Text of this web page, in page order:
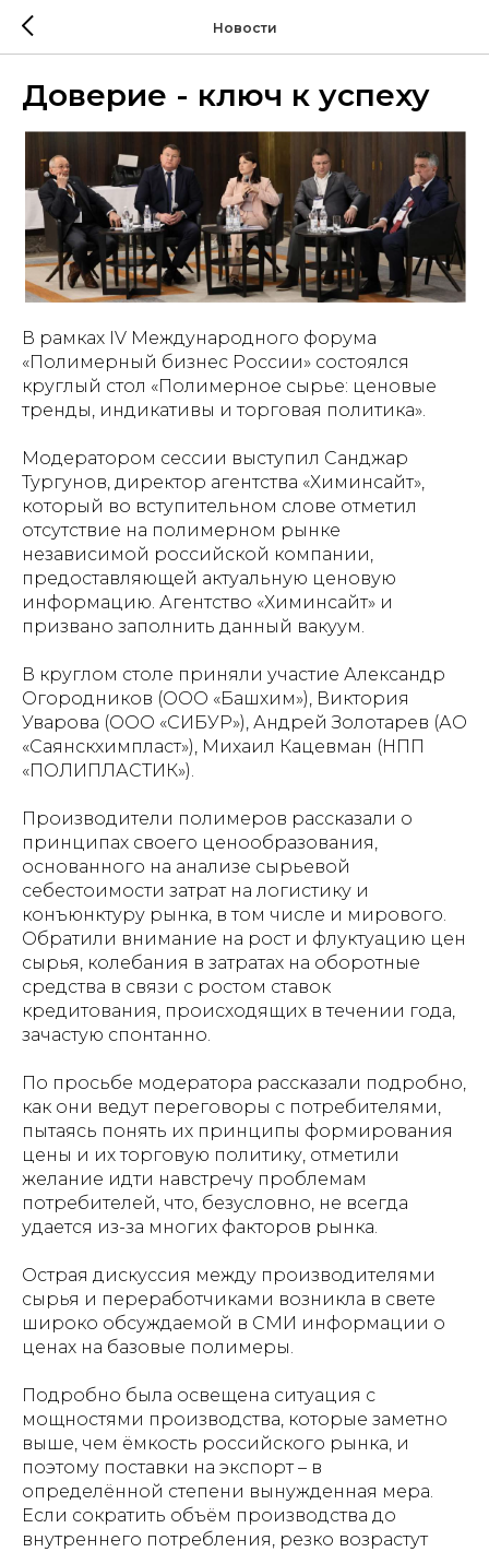
Новости
Доверие - ключ к успеху
В рамках IV Международного форума
«Полимерный бизнес России» состоялся
круглый стол «Полимерное сырье: ценовые
тренды, индикативы и торговая политика».
Модератором сессии выступил Санджар
Тургунов, директор агентства «Химинсайт»,
который во вступительном слове отметил
отсутствие на полимерном рынке
независимой российской компании,
предоставляющей актуальную ценовую
информацию. Агентство «Химинсайт» и
призвано заполнить данный вакуум.
В круглом столе приняли участие Александр
Огородников (ООО «Башхим»), Виктория
Уварова (ООО «СИБУР»), Андрей Золотарев (АО
«Саянскхимпласт»), Михаил Кацевман (НПП
«ПОЛИПЛАСТИК»).
Производители полимеров рассказали о
принципах своего ценообразования,
основанного на анализе сырьевой
себестоимости затрат на логистику и
конъюнктуру рынка, в том числе и мирового.
Обратили внимание на рост и флуктуацию цен
сырья, колебания в затратах на оборотные
средства в связи с ростом ставок
кредитования, происходящих в течении года,
зачастую спонтанно.
По просьбе модератора рассказали подробно,
как они ведут переговоры с потребителями,
пытаясь понять их принципы формирования
цены и их торговую политику, отметили
желание идти навстречу проблемам
потребителей, что, безусловно, не всегда
удается из-за многих факторов рынка.
Острая дискуссия между производителями
сырья и переработчиками возникла в свете
широко обсуждаемой в СМИ информации о
ценах на базовые полимеры.
Подробно была освещена ситуация с
мощностями производства, которые заметно
выше, чем ёмкость российского рынка, и
поэтому поставки на экспорт – в
определённой степени вынужденная мера.
Если сократить объём производства до
внутреннего потребления, резко возрастут